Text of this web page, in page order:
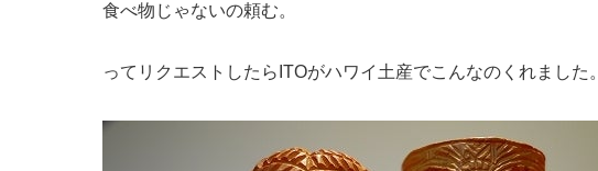
食べ物じゃないの頼む。
ってリクエストしたらITOがハワイ土産でこんなのくれました。